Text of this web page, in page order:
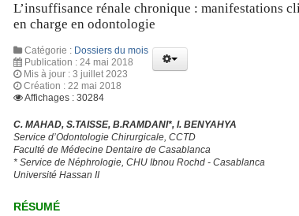
L’insuffisance rénale chronique : manifestations
en charge en odontologie
Catégorie : Dossiers du mois
Publication : 24 mai 2018
Mis à jour : 3 juillet 2023
Création : 22 mai 2018
Affichages : 30284
C. MAHAD, S.TAISSE, B.RAMDANI*, I. BENYAHYA
Service d’Odontologie Chirurgicale, CCTD
Faculté de Médecine Dentaire de Casablanca
* Service de Néphrologie, CHU Ibnou Rochd - Casablanca
Université Hassan II
RÉSUMÉ